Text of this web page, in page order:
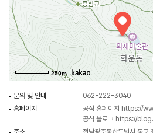
건축적 가치와 예술성을 인정받아 2001 한국
곳으로, 예술과 자연, 건축이 조화를 이루는 전
문화공간으로 꼽힌다.
250m
문의 및 안내
062-222-3040
홈페이지
공식 홈페이지 https://
공식 블로그 https://